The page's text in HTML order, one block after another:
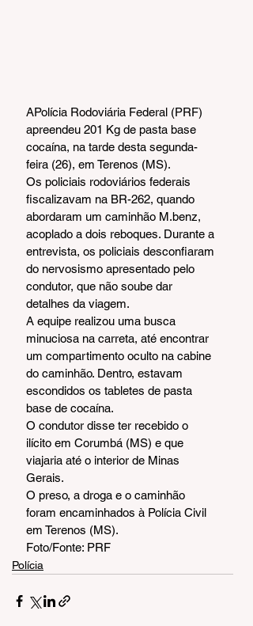
APolícia Rodoviária Federal (PRF)
apreendeu 201 Kg de pasta base
cocaína, na tarde desta segunda-
feira (26), em Terenos (MS).
Os policiais rodoviários federais
fiscalizavam na BR-262, quando
abordaram um caminhão M.benz,
acoplado a dois reboques. Durante a
entrevista, os policiais desconfiaram
do nervosismo apresentado pelo
condutor, que não soube dar
detalhes da viagem.
A equipe realizou uma busca
minuciosa na carreta, até encontrar
um compartimento oculto na cabine
do caminhão. Dentro, estavam
escondidos os tabletes de pasta
base de cocaína.
O condutor disse ter recebido o
ilícito em Corumbá (MS) e que
viajaria até o interior de Minas
Gerais.
O preso, a droga e o caminhão
foram encaminhados à Polícia Civil
em Terenos (MS).
Foto/Fonte: PRF
Polícia